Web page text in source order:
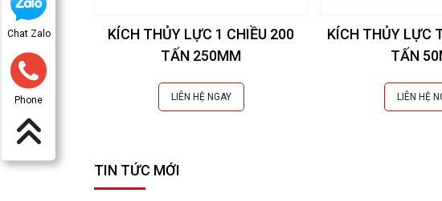
Chat Zalo
Phone
KÍCH THỦY LỰC 1 CHIỀU 200
TẤN 250MM
LIÊN HỆ NGAY
KÍCH THỦY LỰC
TẤN
LIÊN HỆ
TIN TỨC MỚI